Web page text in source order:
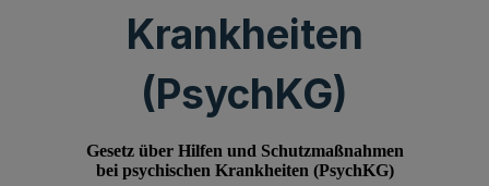
Krankheiten
(PsychKG)